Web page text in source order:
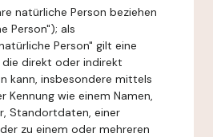
natürliche Person beziehen
Person"); als
Person" gilt eine
die direkt oder indirekt
kann, insbesondere mittels
Kennung wie einem Namen,
Standortdaten, einer
zu einem oder mehreren